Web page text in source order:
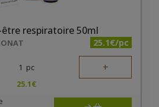
respiratoire 50ml
25.1€/pc
1 pc +
25.1€